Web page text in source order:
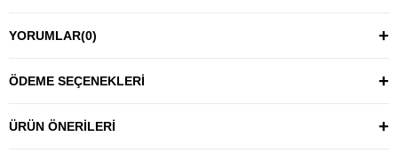
YORUMLAR(0)
ÖDEME SEÇENEKLERI
ÜRÜN ÖNERILERI